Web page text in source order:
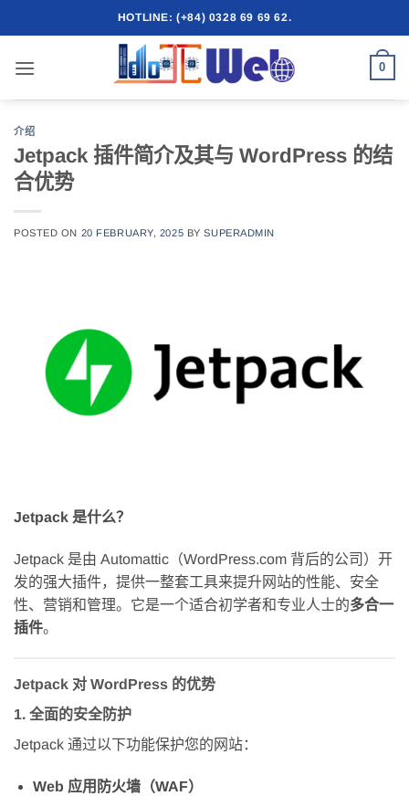
到
HOTLINE: (+84) 0328 69 69 62.
0
介绍
Jetpack 插件简介及其与 WordPress 的结
合优势
POSTED ON 20 FEBRUARY, 2025 BYSUPERADMIN
Jetpack 是什么？
Jetpack 是由 Automattic（WordPress.com 背后的公司）开
发的强大插件，提供一整套工具来提升网站的性能、安全
性、营销和管理。它是一个适合初学者和专业人士的多合一
插件。
Jetpack 对 WordPress 的优势
1. 全面的安全防护
Jetpack 通过以下功能保护您的网站：
Web 应用防火墙（WAF）